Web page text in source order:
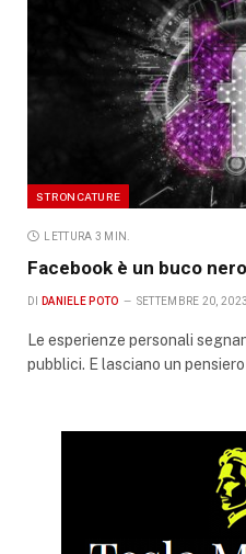
STRONCATURE
LETTURA 3 MIN.
Facebook è un buco nero
DI DANIELE POTO SETTEMBRE 20, 2023
Le esperienze personali
pubblici. E lasciano un